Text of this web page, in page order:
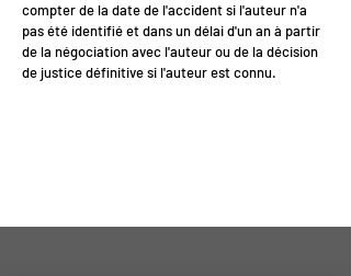
compter de la date de l'accident si l'auteur n'a
pas été identifié et dans un délai d'un an à partir
de la négociation avec l'auteur ou de la décision
de justice définitive si l'auteur est connu.